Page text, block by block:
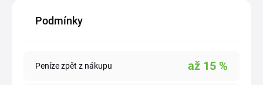
Podmínky
Peníze zpět z nákupu až 15 %